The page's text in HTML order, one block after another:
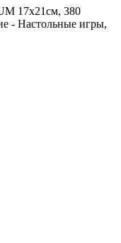
17х21см, 380
- Настольные игры,